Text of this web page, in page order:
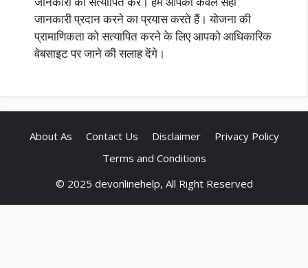
जानकारी प्रदान करने का प्रयास करते हैं। योजना की
प्रामाणिकता को सत्यापित करने के लिए आपको आधिकारिक
वेबसाइट पर जाने की सलाह देंगे।
About As Contact Us Disclaimer
Privacy Policy
Terms and Conditions
© 2025 devonlinehelp, All Right Reserved